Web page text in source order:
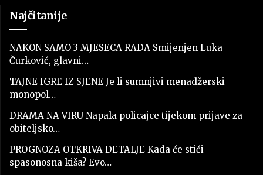
Najčitanije
NAKON SAMO 3 MJESECA RADA Smijenjen Luka
Čurković, glavni…
TAJNE IGRE IZ SJENE Je li sumnjivi menadžerski
monopol…
DRAMA NA VIRU Napala policajce tijekom prijave za
obiteljsko…
PROGNOZA OTKRIVA DETALJE Kada će stići
spasonosna kiša? Evo…